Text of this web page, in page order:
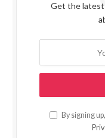
Get the latest
By signing